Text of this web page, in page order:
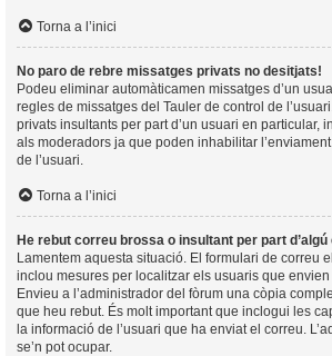
Torna a l’inici
No paro de rebre missatges privats no desitjats!
Podeu eliminar automàticamen missatges d’un
regles de missatges del Tauler de control de
privats insultants per part d’un usuari en particular,
als moderadors ja que poden inhabilitar
de l’usuari.
Torna a l’inici
He rebut correu brossa o insultant per part
Lamentem aquesta situació. El formulari de correu
inclou mesures per localitzar els usuaris que envien
Envieu a l’administrador del fòrum una còpia
que heu rebut. És molt important que inclogui les
la informació de l’usuari que ha enviat el correu.
se’n pot ocupar.